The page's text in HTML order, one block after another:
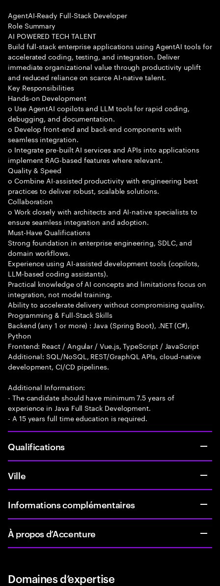
AgentAI-Ready Full-Stack Developer
Role Summary
AI POWERED TECH TALENT
Build full-stack enterprise applications using AgentAI tools for
accelerated coding, testing, and integration. Deliver
immediate organizational value through productivity uplift
and reduced reliance on scarce AI-native talent.
Key Responsibilities
Hands-on Development
o Use AgentAI copilots and LLM tools for rapid coding,
debugging, and documentation.
o Develop front-end and back-end components with
seamless integration.
o Integrate pre-built AI services and APIs into applications
implement RAG-based features where relevant.
Quality & Speed
o Combine AI-assisted productivity with engineering best
practices to deliver robust, scalable solutions.
Collaboration
o Work closely with architects and AI-native specialists to
ensure seamless integration and adoption.
Must-Have Qualifications
Strong foundation in enterprise engineering, SDLC, and
domain workflows.
Experience using AI-assisted development tools (copilots,
LLM-based coding assistants).
Practical knowledge of AI concepts and limitations focus on
integration, not model training.
Ability to accelerate delivery without compromising quality.
Programming & Full-Stack Skills
Backend (any 1 or more) : Java (Spring Boot), .NET (C#),
Python
Frontend: React / Angular / Vue.js, TypeScript / JavaScript
Additional: SQL/NoSQL, REST/GraphQL APIs, cloud-native
development, CI/CD pipelines.
Additional Information:
- The candidate should have minimum 7.5 years of
experience in Java Full Stack Development.
- A 15 years full time education is required.
Qualifications
Ville
Informations complémentaires
À propos d’Accenture
Domaines d’expertise